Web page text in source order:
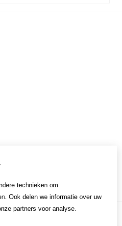
technieken om
Ook delen we informatie over uw
partners voor analyse.